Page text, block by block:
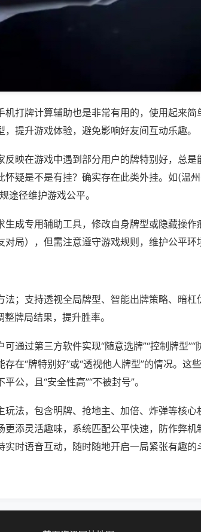
机打牌计算辅助也是非常有用的，使用起来简
提升游戏体验，避免影响好友间互动乐趣。
反映在游戏中遇到部分用户的牌特别好，总是
怀疑是不是有挂？确实存在此类外挂。如(温
途径维护游戏公平。
成专用辅助工具，修改自身牌型或隐藏操作
局），但需注意遵守游戏规则，维护公平环
法；支持透视全局牌型、智能出牌策略、暗杠
牌局结果，提升胜率。
通过第三方软件实现“随意选牌”“控制牌型”“
在“牌特别好”或“透视他人牌型”的情况。这
公，且“安全性高”“不被封号”。
玩法，包含明牌、抢地主、加倍、炸弹等核心
更添灵活趣味，系统匹配公平快速，防作弊机
实时语音互动，随时随地开启一局紧张有趣的